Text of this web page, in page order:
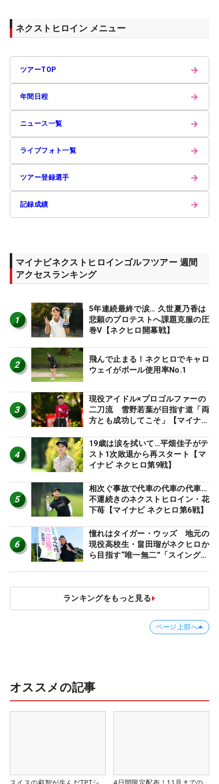
ネクストヒロイン メニュー
ツアーTOP →
年間日程 →
ニュース一覧 →
ライブフォト一覧 →
ツアー登録選手 →
記録成績 →
マイナビネクストヒロインゴルフツアー 週間
アクセスランキング
1
5年連続最終で涙… 久世夏乃香は
悲願のプロテストへ課題克服の圧
巻V【ネクヒロ開幕戦】
2
飛んで止まる！ネクヒロでキャロ
ウェイがボール使用率No.1
3
現役アイドル×プロゴルファーの
二刀流 雪野若葉が目指す道「両
方とも成功してこそ」【マイナビ
4
19歳は涙を拭いて…平畑佳子がテ
スト1次敗退から再スタート【マ
イナビ ネクヒロ第9戦】
5
相次ぐ事故で代車の代車の代車…
不運続きのネクストヒロイン・花
下苺【マイナビ ネクヒロ第6戦】
6
憧れはタイガー・ウッズ 地元の
現役高校生・畠田瑠がネクヒロか
ら目指す“唯一無二”「スイングは
ランキングをもっと見る
ページ上部へ
オススメの記事